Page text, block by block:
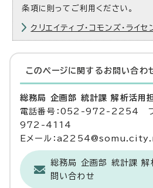
条項に則ってご利用ください。
クリエイティブ・コモンズ・ライセ
このページに関する お問い合わ
総務局 企画部 統計課 解析活用
電話番号：052-972-2254 フ
972-4114
Eメール：
総務局 企画部 統計課 解
問い合わせ